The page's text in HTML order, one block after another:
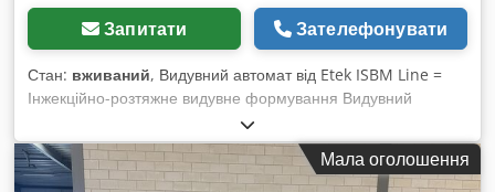
Запитати Зателефонувати
Стан: вживаний, Видувний автомат від Etek ISBM Line =
Інжекційно-розтяжне видувне формування Видувний
автомат для одноразових ПЕТ-пляшок з ПЕТ-преформ
Видувна машина для виробництва з круговим циклом
Виробник: ETEK / GF-Industries, модель Supra 800 sv 1
Мала оголошення